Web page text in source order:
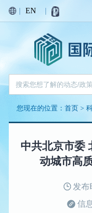
| EN |
您现在的位置：首页 >
中共北京市委
动城市高
发布
信